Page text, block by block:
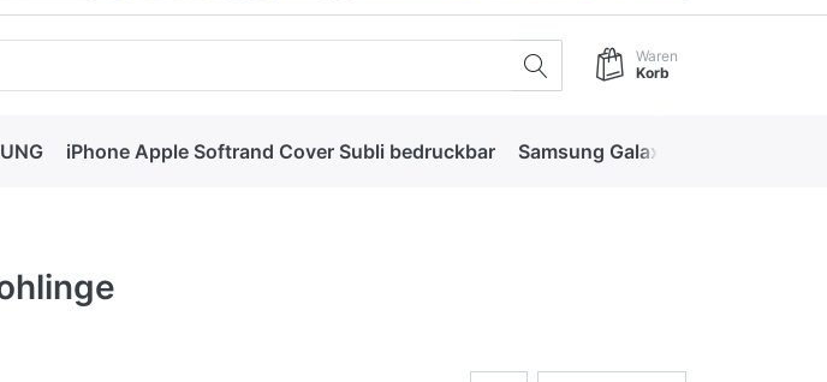
Waren
Korb
iPhone Apple Softrand Cover Subli bedruckbar Samsung Galaxy Serie S